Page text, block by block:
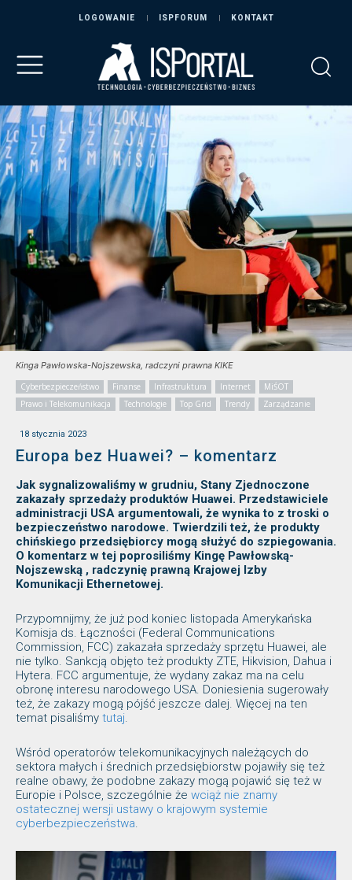
LOGOWANIE ISPFORUM KONTAKT
Kinga Pawłowska-Nojszewska, radczyni prawna KIKE
Cyberbezpieczeństwo
Finanse Infrastruktura Internet
MiŚOT
Prawo i Telekomunikacja
Technologie Top Grid Trendy Zarządzanie
18 stycznia 2023
Europa bez Huawei? – komentarz
Jak sygnalizowaliśmy w grudniu, Stany Zjednoczone
zakazały sprzedaży produktów Huawei. Przedstawiciele
administracji USA argumentowali, że wynika to z troski o
bezpieczeństwo narodowe. Twierdzili też, że produkty
chińskiego przedsiębiorcy mogą służyć do szpiegowania.
O komentarz w tej poprosiliśmy Kingę Pawłowską-
Nojszewską , radczynię prawną Krajowej Izby
Komunikacji Ethernetowej.
Przypomnijmy, że już pod koniec listopada Amerykańska
Komisja ds. Łączności (Federal Communications
Commission, FCC) zakazała sprzedaży sprzętu Huawei, ale
nie tylko. Sankcją objęto też produkty ZTE, Hikvision, Dahua i
Hytera. FCC argumentuje, że wydany zakaz ma na celu
obronę interesu narodowego USA. Doniesienia sugerowały
też, że zakazy mogą pójść jeszcze dalej. Więcej na ten
temat pisaliśmy tutaj.
Wśród operatorów telekomunikacyjnych należących do
sektora małych i średnich przedsiębiorstw pojawiły się też
realne obawy, że podobne zakazy mogą pojawić się też w
Europie i Polsce, szczególnie że wciąż nie znamy
ostatecznej wersji ustawy o krajowym systemie
cyberbezpieczeństwa.